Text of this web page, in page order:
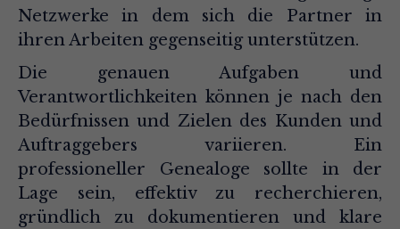
Netzwerke in dem sich die Partner in
ihren Arbeiten gegenseitig unterstützen.
Die genauen Aufgaben und
Verantwortlichkeiten können je nach den
Bedürfnissen und Zielen des Kunden und
Auftraggebers variieren. Ein
professioneller Genealoge sollte in der
Lage sein, effektiv zu recherchieren,
gründlich zu dokumentieren und klare